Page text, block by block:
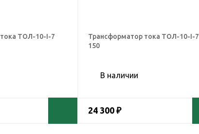
ТОЛ-10-I-7
Трансформатор тока ТОЛ-10-I-7
150
В наличии
24 300 ₽